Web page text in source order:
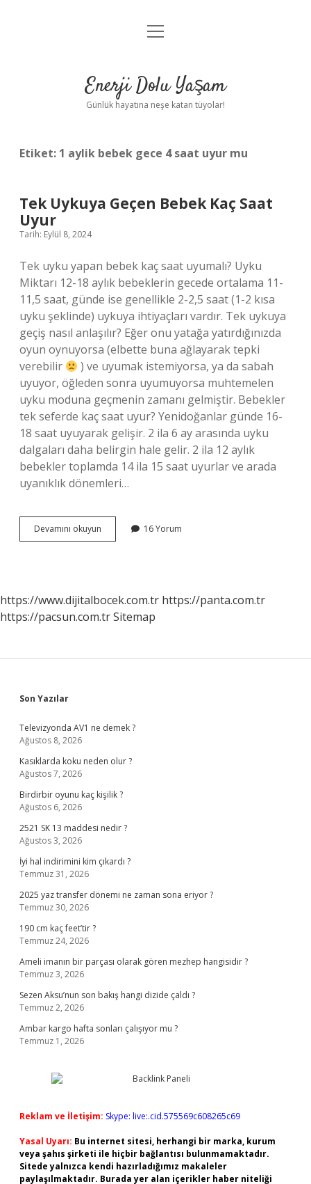
Anasayfa
Yasal Uyarı
menüyü
Enerji Dolu Yaşam
Günlük hayatına neşe katan tüyolar!
Etiket: 1 aylik bebek gece 4 saat uyur mu
Tek Uykuya Geçen Bebek Kaç Saat
Uyur
Tarih: Eylül 8, 2024
Tek uyku yapan bebek kaç saat uyumalı? Uyku
Miktarı 12-18 aylık bebeklerin gecede ortalama 11-
11,5 saat, günde ise genellikle 2-2,5 saat (1-2 kısa
uyku şeklinde) uykuya ihtiyaçları vardır. Tek uykuya
geçiş nasıl anlaşılır? Eğer onu yatağa yatırdığınızda
oyun oynuyorsa (elbette buna ağlayarak tepki
verebilir
) ve uyumak istemiyorsa, ya da sabah
uyuyor, öğleden sonra uyumuyorsa muhtemelen
uyku moduna geçmenin zamanı gelmiştir. Bebekler
tek seferde kaç saat uyur? Yenidoğanlar günde 16-
18 saat uyuyarak gelişir. 2 ila 6 ay arasında uyku
dalgaları daha belirgin hale gelir. 2 ila 12 aylık
bebekler toplamda 14 ila 15 saat uyurlar ve arada
uyanıklık dönemleri…
Devamını okuyun
Uykuya
Uyur
16 Yorum
https://www.dijitalbocek.com.tr https://panta.com.tr
https://pacsun.com.trSitemap
Sidebar
Son Yazılar
Televizyonda AV1 ne demek ?
Ağustos 8, 2026
Kasıklarda koku neden olur ?
Ağustos 7, 2026
Birdirbir oyunu kaç kişilik ?
Ağustos 6, 2026
2521 SK 13 maddesi nedir ?
Ağustos 3, 2026
İyi hal indirimini kim çıkardı ?
Temmuz 31, 2026
2025 yaz transfer dönemi ne zaman sona eriyor ?
Temmuz 30, 2026
190 cm kaç feet’tir ?
Temmuz 24, 2026
Ameli imanın bir parçası olarak gören mezhep hangisidir ?
Temmuz 3, 2026
Sezen Aksu’nun son bakış hangi dizide çaldı ?
Temmuz 2, 2026
Ambar kargo hafta sonları çalışıyor mu ?
Temmuz 1, 2026
Reklam ve İletişim: Skype: live:.cid.575569c608265c69
Yasal Uyarı: Bu internet sitesi, herhangi bir marka, kurum
veya şahıs şirketi ile hiçbir bağlantısı bulunmamaktadır.
Sitede yalnızca kendi hazırladığımız makaleler
paylaşılmaktadır. Burada yer alan içerikler haber niteliği